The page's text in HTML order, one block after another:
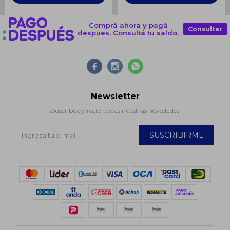
Comprá ahora y pagá
despues. Consultá tu saldo.
Consultar
  
Newsletter
¡Suscribite y recibí todas nuestras novedades!
SUSCRIBIRME